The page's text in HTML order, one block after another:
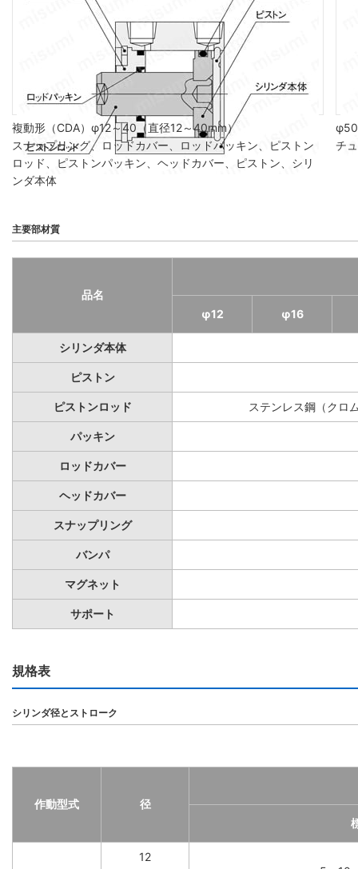
複動形（CDA）φ12～40（直径12～40mm）
スナップリング、ロッドカバー、ロッドパッキン、ピストン
ロッド、ピストンパッキン、ヘッドカバー、ピストン、シリ
ンダ本体
φ50
チ
主要部材質
品名
φ12
φ16
シリンダ本体
ピストン
ピストンロッド ステンレス鋼（クロ
パッキン
ロッドカバー
ヘッドカバー
スナップリング
バンパ
マグネット
サポート
規格表
シリンダ径とストローク
作動型式
径
12